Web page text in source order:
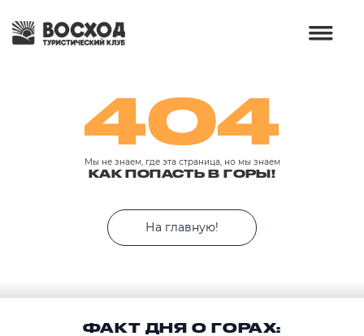
404
Мы не знаем, где эта страница, но мы знаем
КАК ПОПАСТЬ В ГОРЫ!
На главную!
ФАКТ ДНЯ О ГОРАХ: